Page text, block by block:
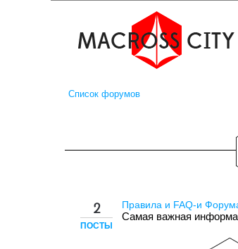
Список форумов
2
ПОСТЫ
Правила и FAQ-и
Самая важная